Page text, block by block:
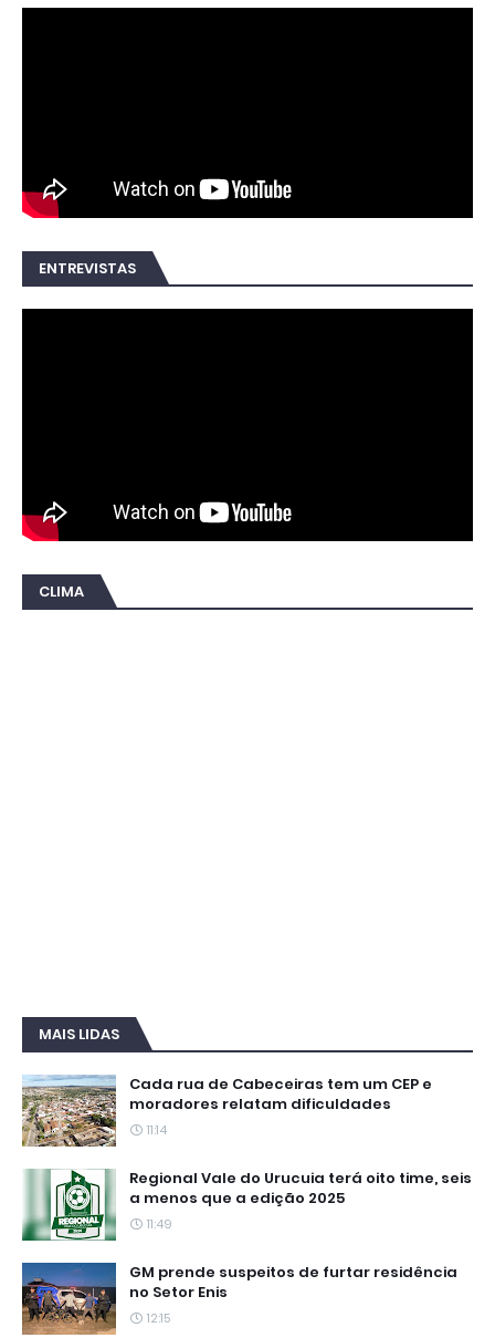
ENTREVISTAS
CLIMA
MAIS LIDAS
Cada rua de Cabeceiras tem um CEP e
moradores relatam dificuldades
11:14
Regional Vale do Urucuia terá oito time, seis
a menos que a edição 2025
11:49
GM prende suspeitos de furtar residência
no Setor Enis
12:15